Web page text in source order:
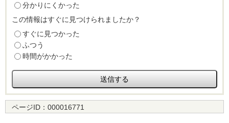
分かりにくかった
この情報はすぐに見つけられましたか？
すぐに見つかった
ふつう
時間がかかった
ページID： 000016771